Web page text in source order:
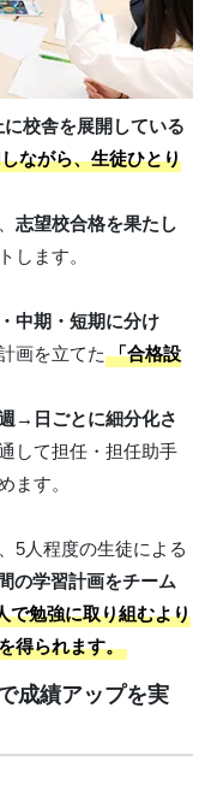
校舎を展開している
ながら、生徒ひとり
志望校合格を果たし
します。
中期・短期に分け
画を立てた 「合格設
→日ごとに細分化さ
して担任・担任助手
ます。
5人程度の生徒による
の学習計画をチーム
で勉強に取り組むより
得られます。
成績アップを実